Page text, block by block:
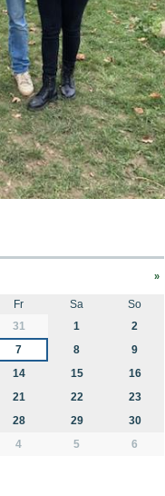
»
Fr Sa
So
31 1
2
7 8
9
14 15
16
21 22
23
28 29
30
4 5 6